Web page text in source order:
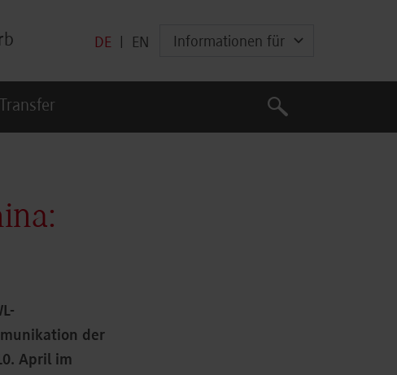
DE EN Informationen für
Suche
Suche
der
April im